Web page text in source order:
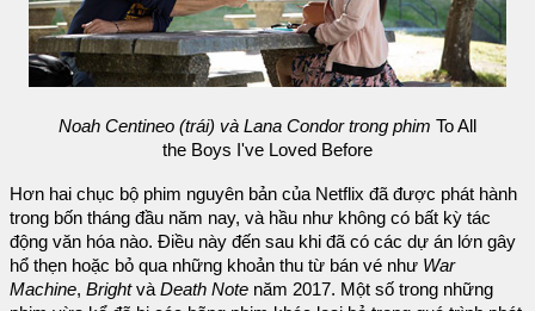
Noah Centineo (trái) và Lana Condor trong phim To All
the Boys I've Loved Before
Hơn hai chục bộ phim nguyên bản của Netflix đã được phát hành
trong bốn tháng đầu năm nay, và hầu như không có bất kỳ tác
động văn hóa nào. Điều này đến sau khi đã có các dự án lớn gây
hổ thẹn hoặc bỏ qua những khoản thu từ bán vé như War
Machine, BrightvàDeath Note năm 2017. Một số trong những